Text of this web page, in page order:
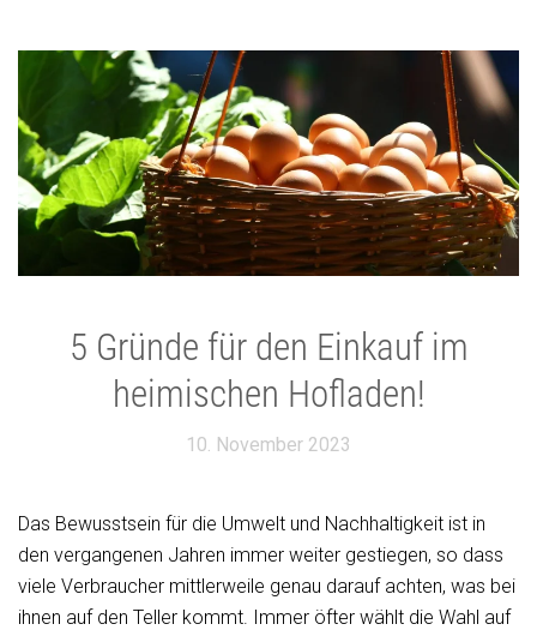
5 Gründe für den Einkauf im
heimischen Hofladen!
10. November 2023
Das Bewusstsein für die Umwelt und Nachhaltigkeit ist in
den vergangenen Jahren immer weiter gestiegen, so dass
viele Verbraucher mittlerweile genau darauf achten, was bei
ihnen auf den Teller kommt. Immer öfter wählt die Wahl auf